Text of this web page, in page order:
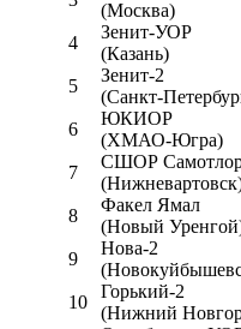
(Москва)
4
Зенит-УОР
(Казань)
5
Зенит-2
(Санкт-
6
ЮКИОР
(ХМАО-Югра)
7
СШОР
8
Факел Ямал
(Новый
9
Нова-2
10
Горький-2
(Нижний